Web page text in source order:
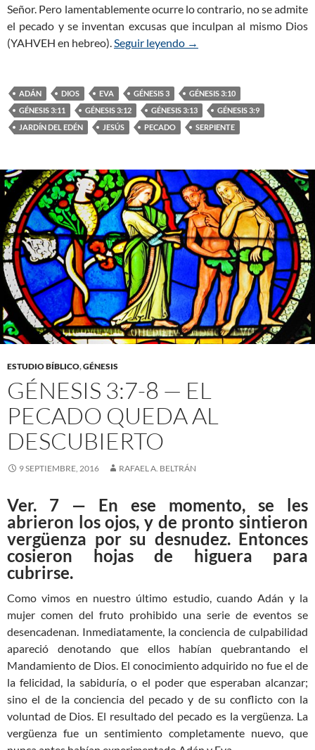
Señor. Pero lamentablemente ocurre lo contrario, no se admite
el pecado y se inventan excusas que inculpan al mismo Dios
(YAHVEH en hebreo).Seguir leyendo Génesis 3:9-13 — Dios
→
ADÁN DIOS EVA GÉNESIS 3
GÉNESIS 3:10
GÉNESIS 3:11
GÉNESIS 3:12 GÉNESIS 3:13
GÉNESIS 3:9
JARDÍN DEL EDÉN
JESÚS PECADO SERPIENTE
ESTUDIO BÍBLICO,GÉNESIS
GÉNESIS 3:7-8 — EL
PECADO QUEDA AL
DESCUBIERTO
9 SEPTIEMBRE, 2016 RAFAEL A. BELTRÁN
Ver. 7 — En ese momento, se les
abrieron los ojos, y de pronto sintieron
vergüenza por su desnudez. Entonces
cosieron hojas de higuera para
cubrirse.
Como vimos en nuestro último estudio, cuando Adán y la
mujer comen del fruto prohibido una serie de eventos se
desencadenan. Inmediatamente, la conciencia de culpabilidad
apareció denotando que ellos habían quebrantando el
Mandamiento de Dios. El conocimiento adquirido no fue el de
la felicidad, la sabiduría, o el poder que esperaban alcanzar;
sino el de la conciencia del pecado y de su conflicto con la
voluntad de Dios. El resultado del pecado es la vergüenza. La
vergüenza fue un sentimiento completamente nuevo, que